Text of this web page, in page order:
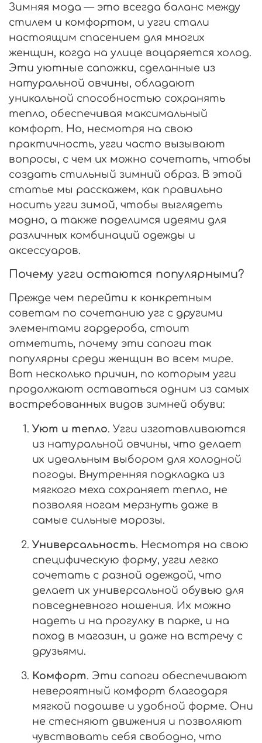
Зимняя мода — это всегда баланс между
стилем и комфортом, и угги стали
настоящим спасением для многих
женщин, когда на улице воцаряется холод.
Эти уютные сапожки, сделанные из
натуральной овчины, обладают
уникальной способностью сохранять
тепло, обеспечивая максимальный
комфорт. Но, несмотря на свою
практичность, угги часто вызывают
вопросы, с чем их можно сочетать, чтобы
создать стильный зимний образ. В этой
статье мы расскажем, как правильно
носить угги зимой, чтобы выглядеть
модно, а также поделимся идеями для
различных комбинаций одежды и
аксессуаров.
Почему угги остаются популярными?
Прежде чем перейти к конкретным
советам по сочетанию угг с другими
элементами гардероба, стоит
отметить, почему эти сапоги так
популярны среди женщин во всем мире.
Вот несколько причин, по которым угги
продолжают оставаться одним из самых
востребованных видов зимней обуви:
Уют и тепло. Угги изготавливаются
из натуральной овчины, что делает
их идеальным выбором для холодной
погоды. Внутренняя подкладка из
мягкого меха сохраняет тепло, не
позволяя ногам мерзнуть даже в
самые сильные морозы.
Универсальность. Несмотря на свою
специфическую форму, угги легко
сочетать с разной одеждой, что
делает их универсальной обувью для
повседневного ношения. Их можно
надеть и на прогулку в парке, и на
поход в магазин, и даже на встречу с
друзьями.
Комфорт. Эти сапоги обеспечивают
невероятный комфорт благодаря
мягкой подошве и удобной форме. Они
не стесняют движения и позволяют
чувствовать себя свободно, что